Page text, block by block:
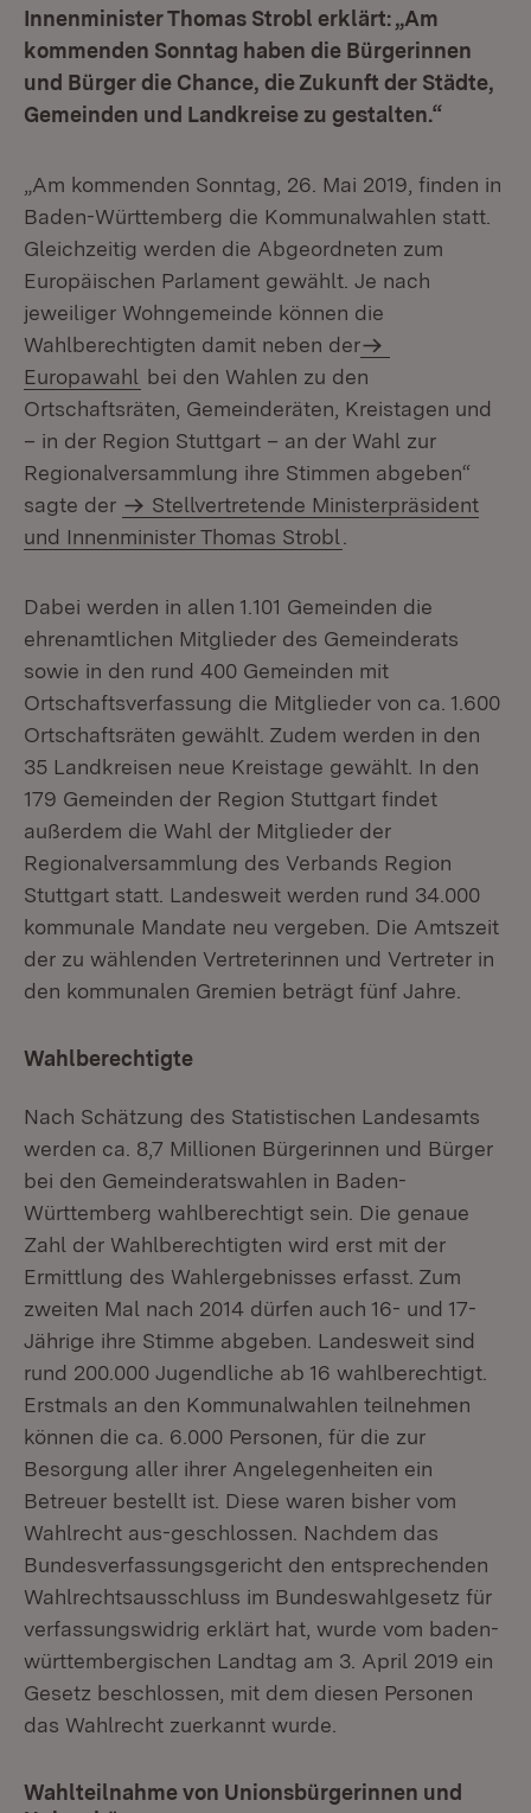
Innenminister Thomas Strobl erklärt: „Am
kommenden Sonntag haben die Bürgerinnen
und Bürger die Chance, die Zukunft der Städte,
Gemeinden und Landkreise zu gestalten.“
„Am kommenden Sonntag, 26. Mai 2019, finden in
Baden-Württemberg die Kommunalwahlen statt.
Gleichzeitig werden die Abgeordneten zum
Europäischen Parlament gewählt. Je nach
jeweiliger Wohngemeinde können die
Wahlberechtigten damit neben der
Europawahl bei den Wahlen zu den
Ortschaftsräten, Gemeinderäten, Kreistagen und
– in der Region Stuttgart – an der Wahl zur
Regionalversammlung ihre Stimmen abgeben“
sagte der
Stellvertretende Ministerpräsident
und Innenminister Thomas Strobl
Dabei werden in allen 1.101 Gemeinden die
ehrenamtlichen Mitglieder des Gemeinderats
sowie in den rund 400 Gemeinden mit
Ortschaftsverfassung die Mitglieder von ca. 1.600
Ortschaftsräten gewählt. Zudem werden in den
35 Landkreisen neue Kreistage gewählt. In den
179 Gemeinden der Region Stuttgart findet
außerdem die Wahl der Mitglieder der
Regionalversammlung des Verbands Region
Stuttgart statt. Landesweit werden rund 34.000
kommunale Mandate neu vergeben. Die Amtszeit
der zu wählenden Vertreterinnen und Vertreter in
den kommunalen Gremien beträgt fünf Jahre.
Wahlberechtigte
Nach Schätzung des Statistischen Landesamts
werden ca. 8,7 Millionen Bürgerinnen und Bürger
bei den Gemeinderatswahlen in Baden-
Württemberg wahlberechtigt sein. Die genaue
Zahl der Wahlberechtigten wird erst mit der
Ermittlung des Wahlergebnisses erfasst. Zum
zweiten Mal nach 2014 dürfen auch 16- und 17-
Jährige ihre Stimme abgeben. Landesweit sind
rund 200.000 Jugendliche ab 16 wahlberechtigt.
Erstmals an den Kommunalwahlen teilnehmen
können die ca. 6.000 Personen, für die zur
Besorgung aller ihrer Angelegenheiten ein
Betreuer bestellt ist. Diese waren bisher vom
Wahlrecht aus-geschlossen. Nachdem das
Bundesverfassungsgericht den entsprechenden
Wahlrechtsausschluss im Bundeswahlgesetz für
verfassungswidrig erklärt hat, wurde vom baden-
württembergischen Landtag am 3. April 2019 ein
Gesetz beschlossen, mit dem diesen Personen
das Wahlrecht zuerkannt wurde.
Wahlteilnahme von Unionsbürgerinnen und